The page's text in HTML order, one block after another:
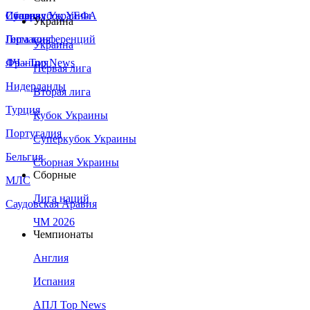
Сборная Украины
Италия
Германия
Франция
Нидерланды
Турция
Португалия
Бельгия
МЛС
Саудовская Аравия
Суперкубок УЕФА
Лига конференций
ЛЧ - Top News
Украина
Украина
Первая лига
Вторая лига
Кубок Украины
Суперкубок Украины
Сборная Украины
Сборные
Лига наций
ЧМ 2026
Чемпионаты
Англия
Испания
АПЛ Top News